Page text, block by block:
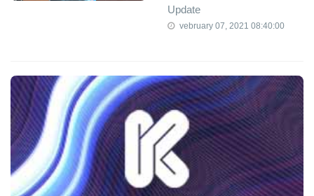
Update
vebruary 07, 2021 08:40:00